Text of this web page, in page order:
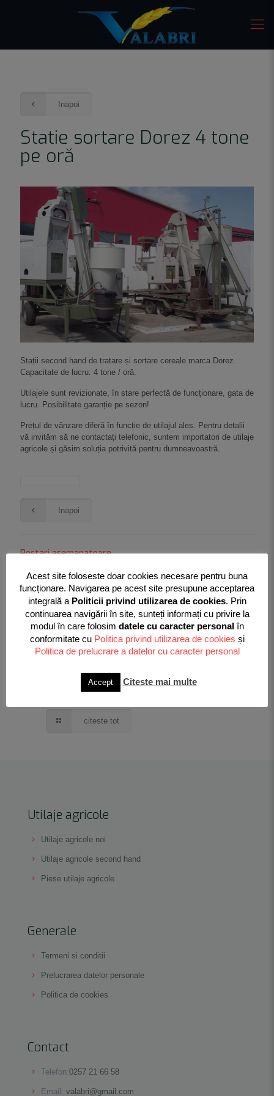
Inapoi
Statie sortare Dorez 4 tone
pe oră
Stații second hand de tratare și sortare cereale marca Dorez.
Capacitate de lucru: 4 tone / oră.
Utilajele sunt revizionate, în stare perfectă de funcționare, gata de
lucru. Posibilitate garanție pe sezon!
Prețul de vânzare diferă în funcție de utilajul ales. Pentru detalii
vă invităm să ne contactați telefonic, suntem importatori de utilaje
agricole și găsim soluția potrivită pentru dumneavoastră.
Inapoi
Postari asemanatoare
Stație de sortare Dorez 8 tone pe oră
citeste tot
Utilaje agricole
Utilaje agricole noi
Utilaje agricole second hand
Piese utilaje agricole
Generale
Termeni si conditii
Prelucrarea datelor personale
Politica de cookies
Contact
Telefon:0257 21 66 58
Email:valabri@gmail.com
Acest site foloseste doar cookies necesare pentru buna
funcționare. Navigarea pe acest site presupune acceptarea
integrală a Politicii privind utilizarea de cookies. Prin
continuarea navigării în site, sunteți informați cu privire la
modul în care folosim datele cu caracter personalîn
conformitate cu Politica privind utilizarea de cookies și
Politica de prelucrare a datelor cu caracter personal
Accept Citeste mai multe